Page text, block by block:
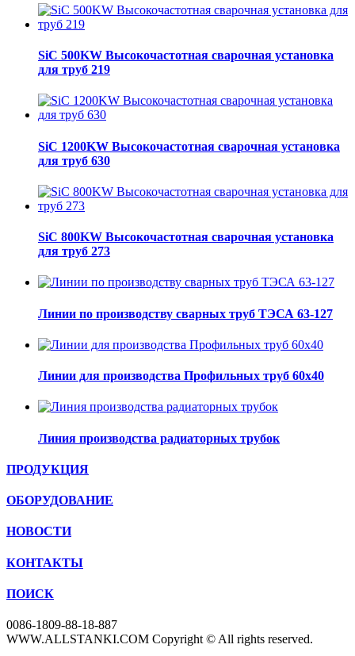
SiC 500KW Высокочастотная сварочная установка
для труб 219
SiC 1200KW Высокочастотная сварочная установка
для труб 630
SiC 800KW Высокочастотная сварочная установка
для труб 273
Линии по производству сварных труб ТЭСА 63-127
Линии для производства Профильных труб 60х40
Линия производства радиаторных трубок
ПРОДУКЦИЯ
ОБОРУДОВАНИЕ
НОВОСТИ
КОНТАКТЫ
ПОИСК
0086-1809-88-18-887
WWW.ALLSTANKI.COM Copyright © All rights reserved.